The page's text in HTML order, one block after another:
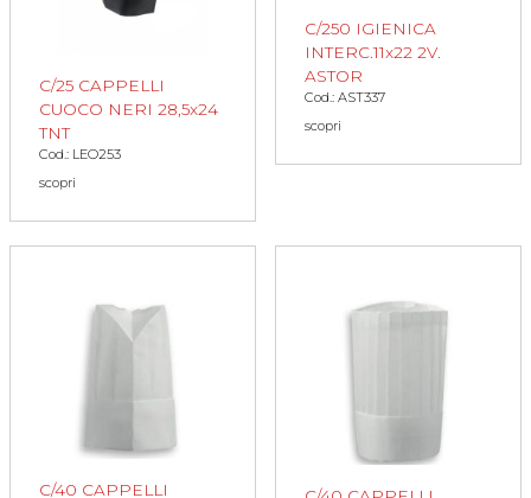
C/25 CAPPELLI
CUOCO NERI 28,5x24
TNT
Cod.: LEO253
scopri
C/250 IGIENICA
INTERC.11x22 2V.
ASTOR
Cod.: AST337
scopri
C/40 CAPPELLI